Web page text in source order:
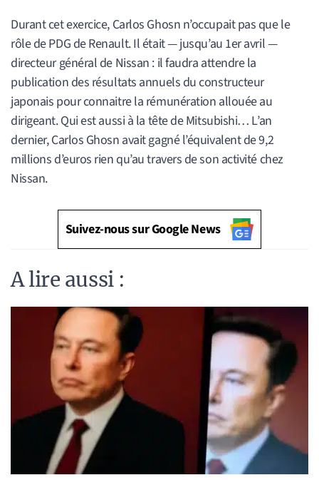
Durant cet exercice, Carlos Ghosn n’occupait pas que le
rôle de PDG de Renault. Il était — jusqu’au 1er avril —
directeur général de Nissan : il faudra attendre la
publication des résultats annuels du constructeur
japonais pour connaitre la rémunération allouée au
dirigeant. Qui est aussi à la tête de Mitsubishi… L’an
dernier, Carlos Ghosn avait gagné l’équivalent de 9,2
millions d’euros rien qu’au travers de son activité chez
Nissan.
Suivez-nous sur Google News
A lire aussi :